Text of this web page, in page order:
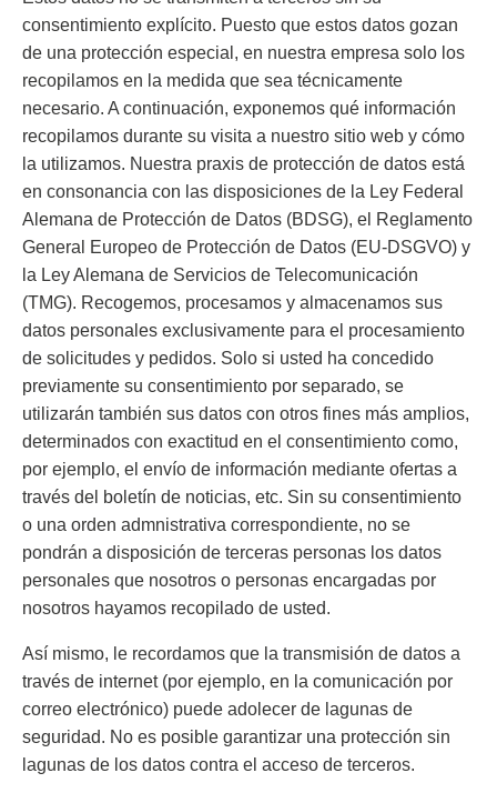
consentimiento explícito. Puesto que estos datos gozan
de una protección especial, en nuestra empresa solo los
recopilamos en la medida que sea técnicamente
necesario. A continuación, exponemos qué información
recopilamos durante su visita a nuestro sitio web y cómo
la utilizamos. Nuestra praxis de protección de datos está
en consonancia con las disposiciones de la Ley Federal
Alemana de Protección de Datos (BDSG), el Reglamento
General Europeo de Protección de Datos (EU-DSGVO) y
la Ley Alemana de Servicios de Telecomunicación
(TMG). Recogemos, procesamos y almacenamos sus
datos personales exclusivamente para el procesamiento
de solicitudes y pedidos. Solo si usted ha concedido
previamente su consentimiento por separado, se
utilizarán también sus datos con otros fines más amplios,
determinados con exactitud en el consentimiento como,
por ejemplo, el envío de información mediante ofertas a
través del boletín de noticias, etc. Sin su consentimiento
o una orden admnistrativa correspondiente, no se
pondrán a disposición de terceras personas los datos
personales que nosotros o personas encargadas por
nosotros hayamos recopilado de usted.
Así mismo, le recordamos que la transmisión de datos a
través de internet (por ejemplo, en la comunicación por
correo electrónico) puede adolecer de lagunas de
seguridad. No es posible garantizar una protección sin
lagunas de los datos contra el acceso de terceros.